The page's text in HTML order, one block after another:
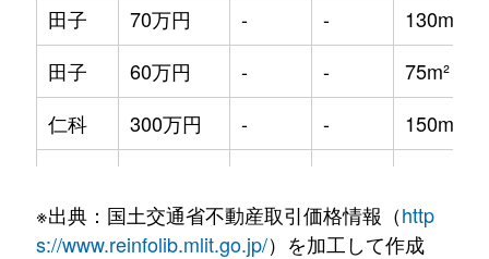
田子
70万円 - -
130m²
田子
60万円 - -
75m²
仁科
300万円 - -
150m²
仁科
20万円 - - 120m²
※出典：国土交通省不動産取引価格情報（http
s://www.reinfolib.mlit.go.jp/）を加工して作成